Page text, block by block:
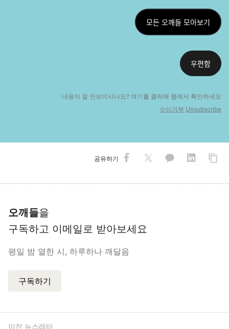
모든 오깨들 모아보기
우편함
내용이 잘 안보이시나요? 여기를 클릭해 웹에 서 확인하세요
수신거부 Unsubscribe
공유하기
오깨들을
구독하고 이메일로 받아보세요
평일 밤 열한 시, 하루하나 깨달음
구독하기
이전 뉴스레터